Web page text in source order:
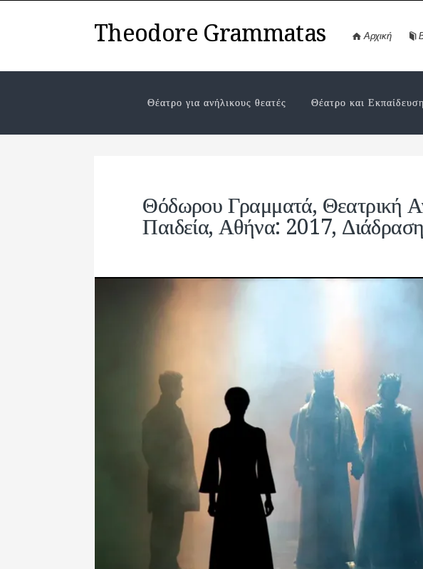
Theodore Grammatas Αρχική
Θέατρο για ανήλικους θεατές Θέατρο και Εκπαίδευση
Θόδωρου Γραμματά, Θεατρική
Παιδεία, Αθήνα: 2017,